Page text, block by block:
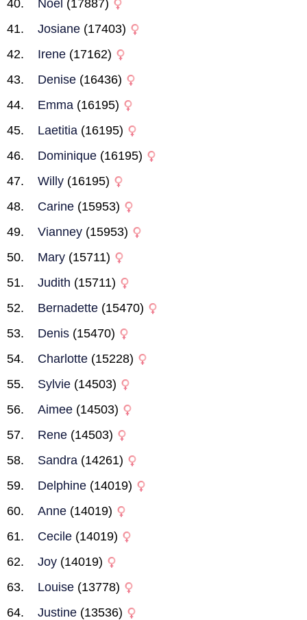
Noel (17887)
Josiane (17403)
Irene (17162)
Denise (16436)
Emma (16195)
Laetitia (16195)
Dominique (16195)
Willy (16195)
Carine (15953)
Vianney (15953)
Mary (15711)
Judith (15711)
Bernadette (15470)
Denis (15470)
Charlotte (15228)
Sylvie (14503)
Aimee (14503)
Rene (14503)
Sandra (14261)
Delphine (14019)
Anne (14019)
Cecile (14019)
Joy (14019)
Louise (13778)
Justine (13536)